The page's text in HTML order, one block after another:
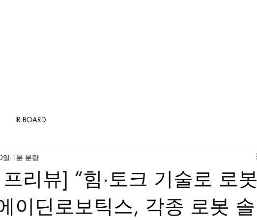
IR BOARD
리뷰] “힘·토크 기술로 로봇
이딘로보틱스, 각종 로봇 솔
일 1분 분량